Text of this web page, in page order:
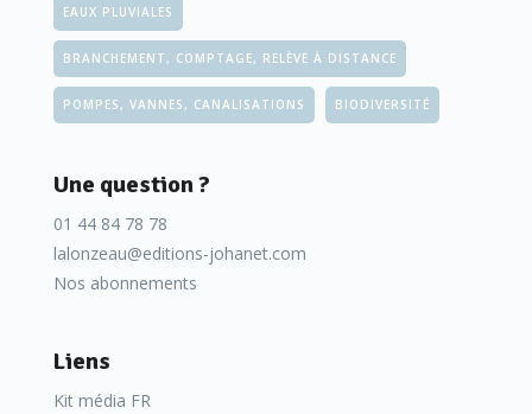
Pas de révolution technique mais…
mais des inflexions dans le choix des technologies dans la
panoplie disponible. Ainsi, pendant la phase préparatoire
(du diagnostic au plan de gestion), les bureaux d’études
suivent une tendance générale : le recours aux outils
plus en plus utilisés. Certains prestataires vont même jusqu’à
mettre en œuvre de l’intelligence artificielle pour caractériser
EAUX PLUVIALES
BRANCHEMENT, COMPTAGE, RELÈVE À DISTANCE
POMPES, VANNES, CANALISATIONS BIODIVERSITÉ
Une question ?
01 44 84 78 78
lalonzeau@editions-johanet.com
Nos abonnements
Liens
Kit média FR